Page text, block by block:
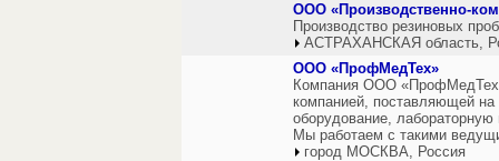
ООО «Производственно-
Производство резиновых
АСТРАХАНСКАЯ область,
ООО «ПрофМедТех»
Компания ООО «ПрофМедТех»
компанией, поставляющей
оборудование,
Мы работаем с такими
город МОСКВА, Россия